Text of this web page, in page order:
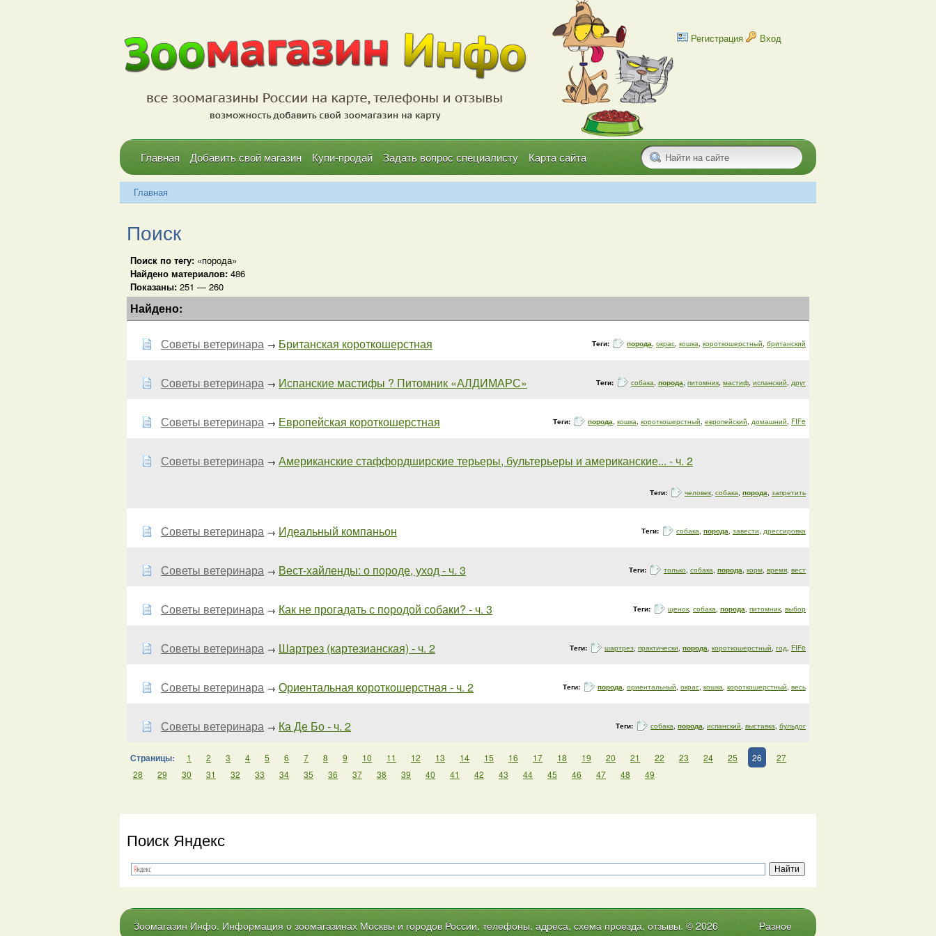
Регистрация Вход
Главная Добавить свой магазин Купи-продай Задать вопрос специалисту Карта сайта
Главная
Поиск
Поиск по тегу: «порода»
Найдено материалов: 486
Показаны: 251 — 260
Найдено:
Советы ветеринара → Британская короткошерстная Теги: порода, окрас, кошка, короткошерстный, британский
Советы ветеринара → Испанские мастифы ? Питомник «АЛДИМАРС» Теги: собака, порода, питомник, мастиф, испанский, друг
Советы ветеринара → Европейская короткошерстная Теги: порода, кошка, короткошерстный, европейский, домашний, FIFe
Советы ветеринара → Американские стаффордширские терьеры, бультерьеры и американские... - ч. 2
Теги: человек, собака, порода, запретить
Советы ветеринара → Идеальный компаньон Теги: собака, порода, завести, дрессировка
Советы ветеринара → Вест-хайленды: о породе, уход - ч. 3 Теги: только, собака, порода, корм, время, вест
Советы ветеринара → Как не прогадать с породой собаки? - ч. 3 Теги: щенок, собака, порода, питомник, выбор
Советы ветеринара → Шартрез (картезианская) - ч. 2 Теги: шартрез, практически, порода, короткошерстный, год, FIFe
Советы ветеринара → Ориентальная короткошерстная - ч. 2 Теги: порода, ориентальный, окрас, кошка, короткошерстный, весь
Советы ветеринара → Ка Де Бо - ч. 2 Теги: собака, порода, испанский, выставка, бульдог
Страницы: 1 2 3 4 5 6 7 8 9 10 11 12 13 14 15 16 17 18 19 20 21 22 23 24 25 26
27
28
29 30 31 32 33 34 35 36 37 38 39 40 41 42 43 44 45 46 47 48 49
Поиск Яндекс
Зоомагазин Инфо. Информация о зоомагазинах Москвы и городов России, телефоны, адреса, схема проезда, отзывы. © 2026 Разное